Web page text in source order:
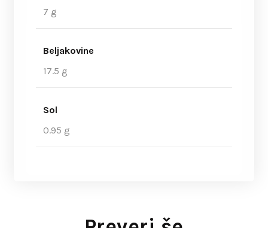
7 g
Beljakovine
17.5 g
Sol
0.95 g